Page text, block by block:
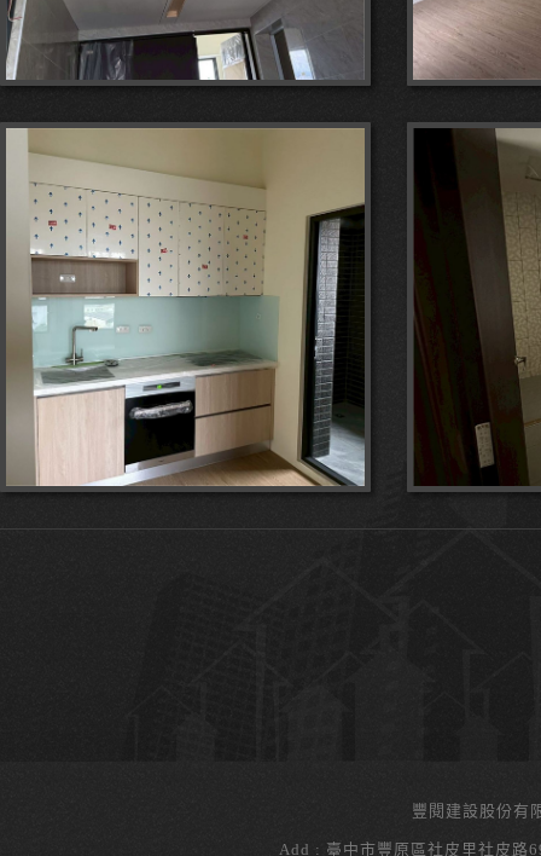
豐閱建設股份有
Add : 臺中市豐原區社皮里社皮